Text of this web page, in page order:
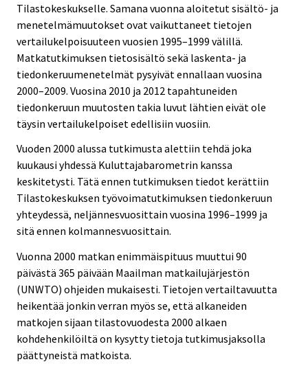
Tilastokeskukselle. Samana vuonna aloitetut sisältö- ja
menetelmämuutokset ovat vaikuttaneet tietojen
vertailukelpoisuuteen vuosien 1995–1999 välillä.
Matkatutkimuksen tietosisältö sekä laskenta- ja
tiedonkeruumenetelmät pysyivät ennallaan vuosina
2000–2009. Vuosina 2010 ja 2012 tapahtuneiden
tiedonkeruun muutosten takia luvut lähtien eivät ole
täysin vertailukelpoiset edellisiin vuosiin.
Vuoden 2000 alussa tutkimusta alettiin tehdä joka
kuukausi yhdessä Kuluttajabarometrin kanssa
keskitetysti. Tätä ennen tutkimuksen tiedot kerättiin
Tilastokeskuksen työvoimatutkimuksen tiedonkeruun
yhteydessä, neljännesvuosittain vuosina 1996–1999 ja
sitä ennen kolmannesvuosittain.
Vuonna 2000 matkan enimmäispituus muuttui 90
päivästä 365 päivään Maailman matkailujärjestön
(UNWTO) ohjeiden mukaisesti. Tietojen vertailtavuutta
heikentää jonkin verran myös se, että alkaneiden
matkojen sijaan tilastovuodesta 2000 alkaen
kohdehenkilöiltä on kysytty tietoja tutkimusjaksolla
päättyneistä matkoista.